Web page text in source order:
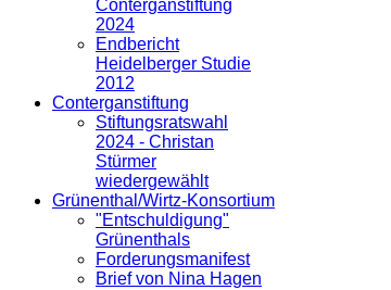
Conterganstiftung
2024
Endbericht
Heidelberger Studie
2012
Conterganstiftung
Stiftungsratswahl
2024 - Christan
Stürmer
wiedergewählt
Grünenthal/Wirtz-Konsortium
"Entschuldigung"
Grünenthals
Forderungsmanifest
Brief von Nina Hagen